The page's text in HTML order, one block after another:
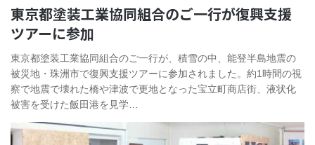
東京都塗装工業協同組合のご一行が復興支援
ツアーに参加
東京都塗装工業協同組合のご一行が、積雪の中、能登半島地震の
被災地・珠洲市で復興支援ツアーに参加されました。約1時間の視
察で地震で壊れた橋や津波で更地となった宝立町商店街、液状化
被害を受けた飯田港を見学…